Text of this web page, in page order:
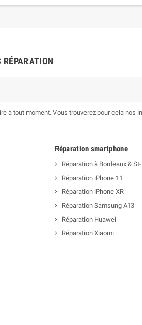
RÉPARATION
à tout moment. Vous trouverez pour cela
Réparation smartphone
Réparation à Bordeaux &
Réparation iPhone 11
Réparation iPhone XR
Réparation Samsung A13
Réparation Huawei
Réparation Xiaomi